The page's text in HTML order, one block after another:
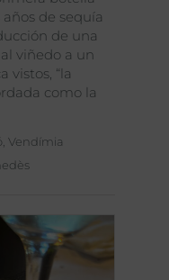
de sequía
de una
viñedo a un
vistos, “la
como la
Vendímia